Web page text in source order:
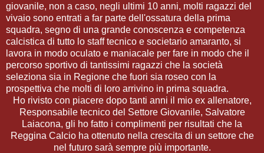
giovanile, non a caso, negli ultimi 10 anni, molti ragazzi del
vivaio sono entrati a far parte dell'ossatura della prima
squadra, segno di una grande conoscenza e competenza
calcistica di tutto lo staff tecnico e societario amaranto, si
lavora in modo oculato e maniacale per fare in modo che il
percorso sportivo di tantissimi ragazzi che la società
seleziona sia in Regione che fuori sia roseo con la
prospettiva che molti di loro arrivino in prima squadra.
Ho rivisto con piacere dopo tanti anni il mio ex allenatore,
Responsabile tecnico del Settore Giovanile, Salvatore
Laiacona, gli ho fatto i complimenti per risultati che la
Reggina Calcio ha ottenuto nella crescita di un settore che
nel futuro sarà sempre più importante.